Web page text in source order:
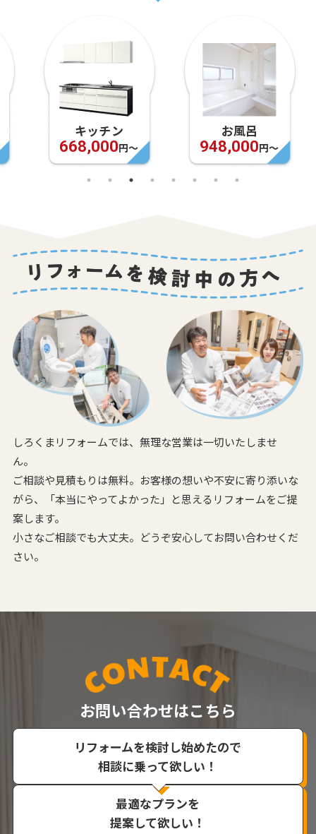
キッチン
668,000円〜
お風呂
948,000円〜
しろくまリフォームでは、無理な営業は一切いたしませ
ん。
ご相談や見積もりは無料。お客様の想いや不安に寄り添いな
がら、
「本当にやってよかった」と思えるリフォームをご提
案します。
小さなご相談でも大丈夫。どうぞ安心してお問い合わせくだ
さい。
お問い合わせはこちら
リフォームを検討し始めたので
相談に乗って欲しい！
最適なプランを
提案して欲しい！